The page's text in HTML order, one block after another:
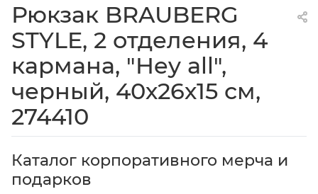
Рюкзак BRAUBERG
STYLE, 2 отделения, 4
кармана, "Hey all",
черный, 40х26х15 см,
274410
Каталог корпоративного мерча и
подарков